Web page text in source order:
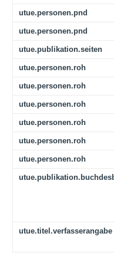
utue.personen.pnd
utue.personen.pnd
utue.publikation.seiten
utue.personen.roh
utue.personen.roh
utue.personen.roh
utue.personen.roh
utue.personen.roh
utue.personen.roh
utue.titel.verfasserangabe